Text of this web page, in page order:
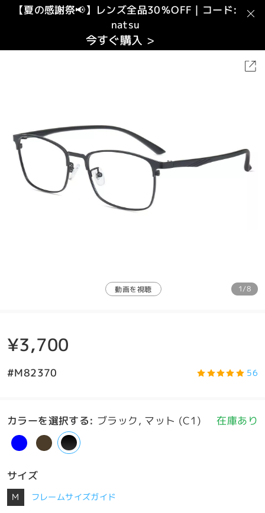
【夏の感謝祭📢】レンズ全品30％OFF｜コード:
natsu
今すぐ購入 >
動画を視聴 1/8
¥3,700
#M82370 56
カラーを選択する: ブラック, マット (C1) 在庫あり
サイズ
M フレームサイズガイド